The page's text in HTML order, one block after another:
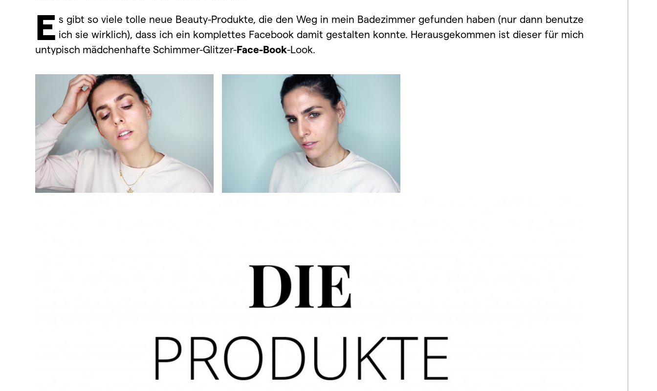
E s gibt so viele tolle neue Beauty-Produkte, die den Weg in mein Badezimmer gefunden haben (nur dann benutze
ich sie wirklich), dass ich ein komplettes Facebook damit gestalten konnte. Herausgekommen ist dieser für mich
untypisch mädchenhafte Schimmer-Glitzer-Face-Book-Look.